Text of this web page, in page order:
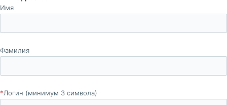
Имя
Фамилия
*Логин (минимум 3 символа)